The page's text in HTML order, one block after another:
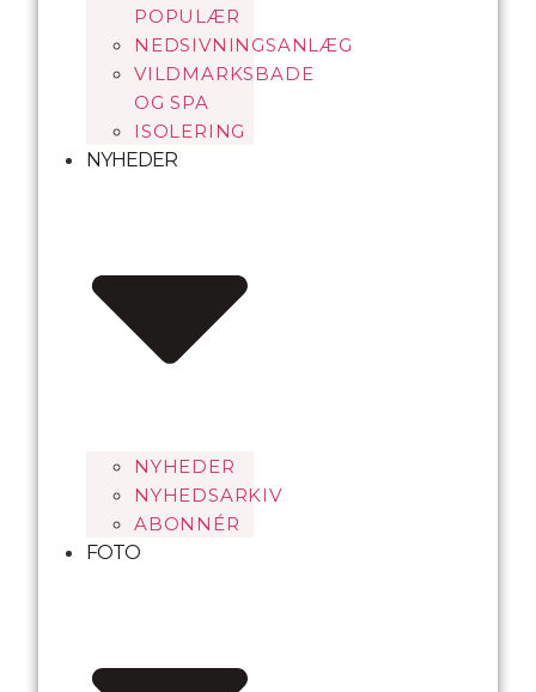
POPULÆR
NEDSIVNINGSANLÆG
VILDMARKSBADE
OG SPA
ISOLERING
NYHEDER
NYHEDER
NYHEDSARKIV
ABONNÉR
FOTO